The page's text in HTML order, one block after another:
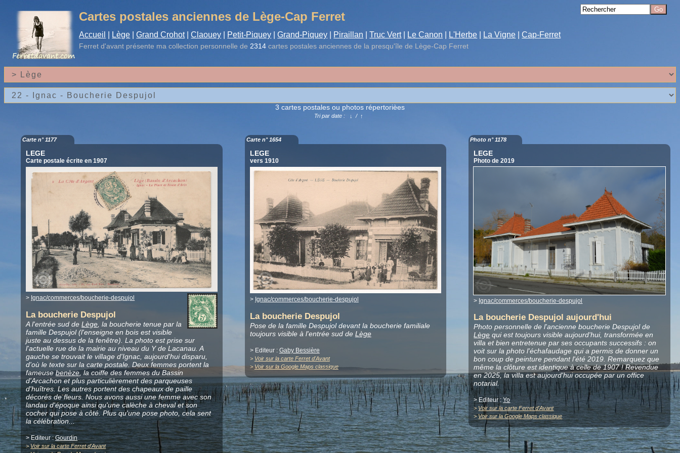
Cartes postales anciennes de Lège-Cap Ferret
Accueil Lège Grand Crohot Claouey Petit-Piquey Grand-Piquey Piraillan Truc Vert Le Canon L'Herbe La Vigne Cap-Ferret
Ferret d'avant présente ma collection personnelle de 2314 cartes postales anciennes de la presqu'île de Lège-Cap Ferret
3 cartes postales ou photos répertorièes
Tri par date : ↓ /↑
Carte n° 1177
LEGE
Carte postale écrite en 1907
> Ignac/commerces/boucherie-despujol
La boucherie Despujol
A l'entrée sud deLège , la boucherie tenue par la
famille Despujol (l'enseigne en bois est visible
juste au dessus de la fenêtre). La photo est prise sur
l'actuelle rue de la mairie au niveau du Y de Lacanau. A
gauche se trouvait le village d'Ignac, aujourd'hui disparu,
d'où le texte sur la carte postale. Deux femmes portent la
fameusebenèze, la coiffe des femmes du Bassin
d'Arcachon et plus particulièrement des parqueuses
d'huîtres. Les autres portent des chapeaux de paille
décorés de fleurs. Nous avons aussi une femme avec son
landau d'époque ainsi qu'une calèche à cheval et son
cocher qui pose à côté. Plus qu'une pose photo, cela sent
la célébration...
> Editeur :Gourdin
>Voir sur la carte Ferret d'Avant
Carte n° 1654
LEGE
vers 1910
> Ignac/commerces/boucherie-despujol
La boucherie Despujol
Pose de la famille Despujol devant la boucherie familiale
toujours visible à l'entrée sud de Lège
> Editeur : Gaby Bessière
> Voir sur la carte Ferret d'Avant
> Voir sur la Google Maps classique
Photo n° 1178
LEGE
Photo de 2019
> Ignac/commerces/boucherie-despujol
La boucherie Despujol aujourd'hui
Photo personnelle de l'ancienne boucherie Despujol de
Lège qui est toujours visible aujourd'hui, transformée en
villa et bien entretenue par ses occupants successifs : on
voit sur la photo l'échafaudage qui a permis de donner un
bon coup de peinture pendant l'été 2019. Remarquez que
même la clôture est identique à celle de 1907 ! Revendue
en 2025, la villa est aujourd'hui occupée par un office
notarial.
> Editeur :Yo
> Voir sur la carte Ferret d'Avant
>Voir sur la Google Maps classique